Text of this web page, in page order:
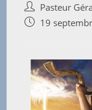
Pasteur
19